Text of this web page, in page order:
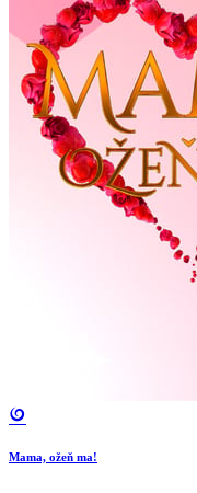
Mama, ožeň ma!